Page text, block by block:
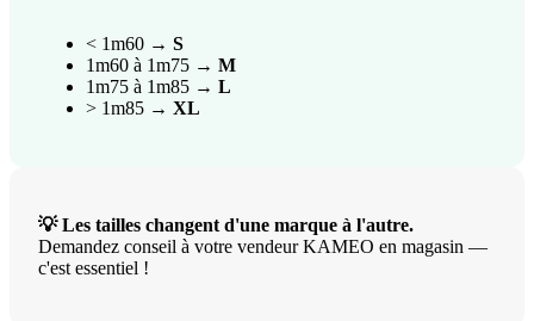
< 1m60 → S
1m60 à 1m75 → M
1m75 à 1m85 → L
> 1m85 → XL
💡 Les tailles changent d'une marque à l'autre.
Demandez conseil à votre vendeur KAMEO en magasin —
c'est essentiel !